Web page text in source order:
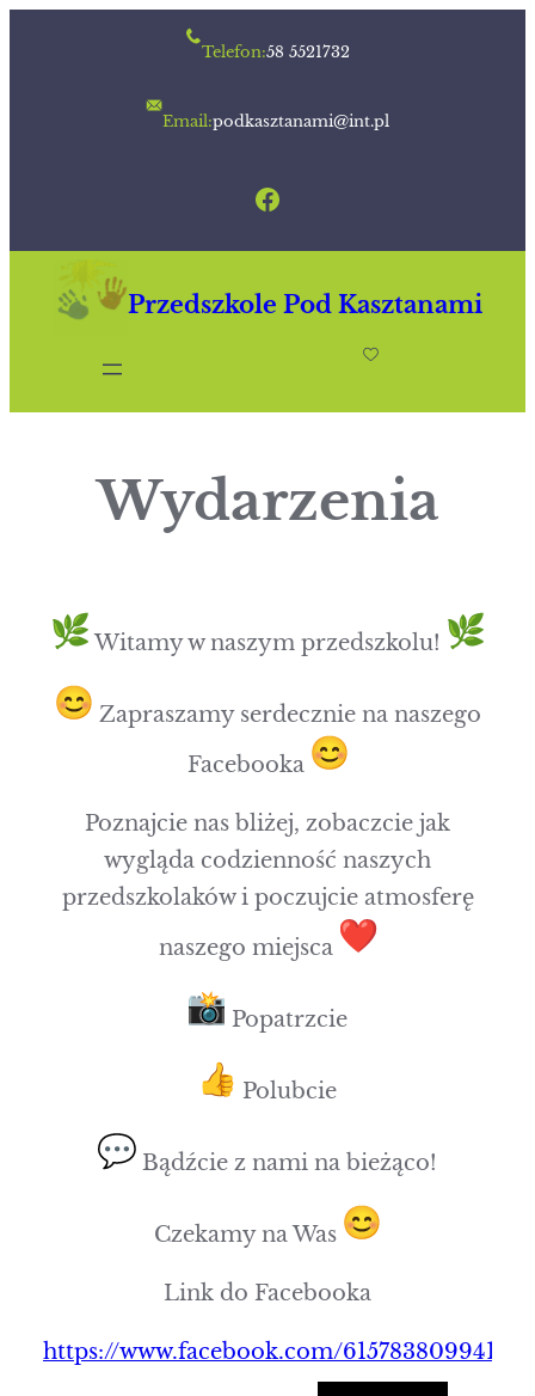
Telefon:58 5521732
Email:podkasztanami@int.pl
Facebook
Przedszkole Pod Kasztanami
Wydarzenia
Witamy w naszym przedszkolu!
Zapraszamy serdecznie na naszego
Facebooka
Poznajcie nas bliżej, zobaczcie jak
wygląda codzienność naszych
przedszkolaków i poczujcie atmosferę
naszego miejsca
Popatrzcie
Polubcie
Bądźcie z nami na bieżąco!
Czekamy na Was
Link do Facebooka
https://www.facebook.com/61578380994176